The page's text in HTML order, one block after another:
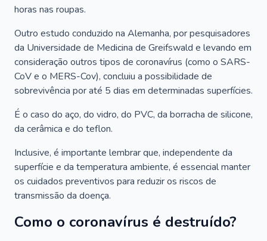
horas nas roupas.
Outro estudo conduzido na Alemanha, por pesquisadores
da Universidade de Medicina de Greifswald e levando em
consideração outros tipos de coronavírus (como o SARS-
CoV e o MERS-Cov), concluiu a possibilidade de
sobrevivência por até 5 dias em determinadas superfícies.
É o caso do aço, do vidro, do PVC, da borracha de silicone,
da cerâmica e do teflon.
Inclusive, é importante lembrar que, independente da
superfície e da temperatura ambiente, é essencial manter
os cuidados preventivos para reduzir os riscos de
transmissão da doença.
Como o coronavírus é destruído?